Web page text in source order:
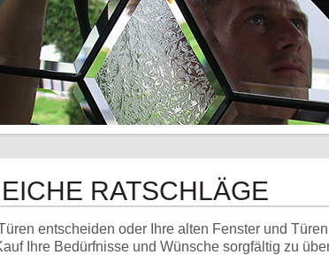
RATSCHLÄGE
entscheiden oder Ihre alten Fenster und Türen
Ihre Bedürfnisse und Wünsche sorgfältig zu